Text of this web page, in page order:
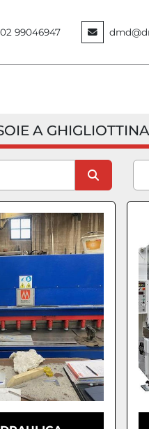
99046947
A GHIGLIOTTINA